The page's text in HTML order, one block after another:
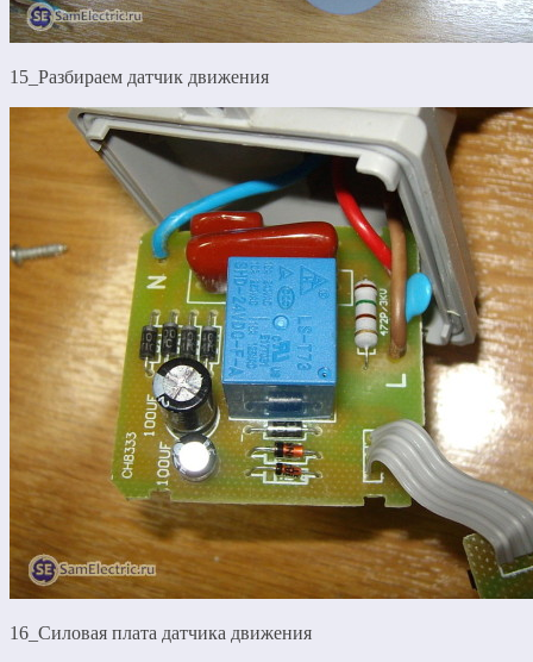
15_Разбираем датчик движения
16_Силовая плата датчика движения